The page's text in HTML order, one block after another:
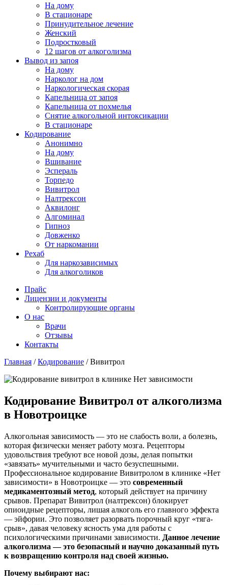
На дому
В стационаре
Принудительное лечение
Женский
Подростковый
12 шагов от алкоголизма
Вывод из запоя
На дому
Нарколог на дом
Наркологическая скорая
Капельница от запоя
Капельница от похмелья
Снятие алкогольной интоксикации
В стационаре
Кодирование
Анонимно
На дому
Вшивание
Эспераль
Торпедо
Вивитрол
Налтрексон
Аквилонг
Алгоминал
Гипноз
Довженко
От наркомании
Рехаб
Для наркозависимых
Для алкоголиков
Прайс
Лицензии и документы
Контролирующие органы
О нас
Врачи
Отзывы
Контакты
Главная /Кодирование /Вивитрол
Кодирование Вивитрол от алкоголизма
в Новотроицке
Алкогольная зависимость — это не слабость воли, а болезнь,
которая физически меняет работу мозга. Рецепторы
удовольствия требуют все новой дозы, делая попытки
«завязать» мучительными и часто безуспешными.
Профессиональное кодирование Вивитролом в клинике «Нет
зависимости» в Новотроицке — это современный
медикаментозный метод, который действует на причину
срывов. Препарат Вивитрол (налтрексон) блокирует
опиоидные рецепторы, лишая алкоголь его главного эффекта
— эйфории. Это позволяет разорвать порочный круг «тяга-
срыв», давая человеку ясность ума для работы с
психологическими причинами зависимости. Данное лечение
алкоголизма — это безопасный и научно доказанный путь
к возвращению контроля над своей жизнью.
Почему выбирают нас: